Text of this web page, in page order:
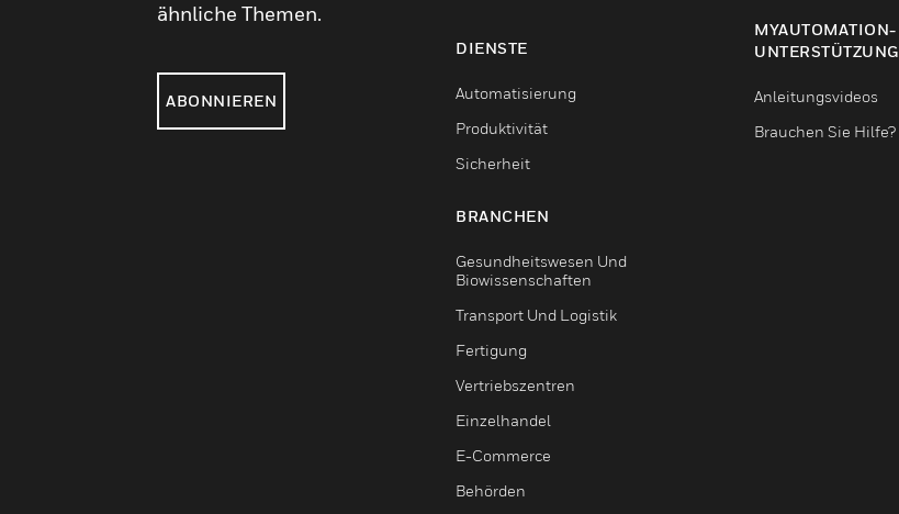
ähnliche Themen.
ABONNIEREN
DIENSTE
Automatisierung
Produktivität
Sicherheit
BRANCHEN
Gesundheitswesen Und
Biowissenschaften
Transport Und Logistik
Fertigung
Vertriebszentren
Einzelhandel
E-Commerce
Behörden
MYAUTOMATION-
UNTERSTÜTZUNG
Anleitungsvideos
Brauchen Sie Hilfe?